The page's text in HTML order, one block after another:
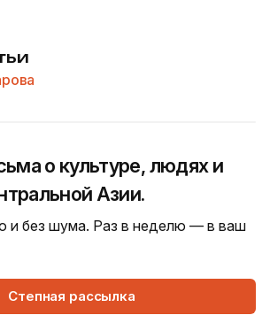
о культуре, людях и
Азии.
и без шума. Раз в неделю — в ваш
Степная рассылка